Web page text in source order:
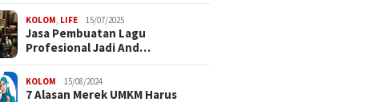
KOLOM LIFE 15/07/2025
Jasa Pembuatan Lagu
Profesional Jadi And…
KOLOM 15/08/2024
7 Alasan Merek UMKM Harus